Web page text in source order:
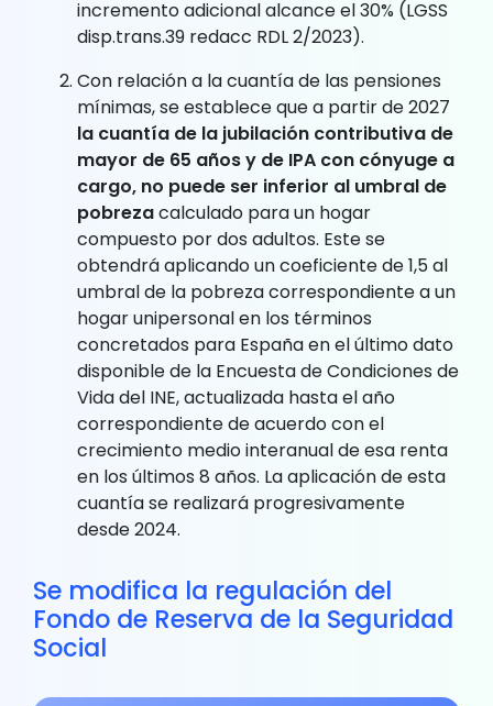
incremento adicional alcance el 30% (LGSS
disp.trans.39 redacc RDL 2/2023).
Con relación a la cuantía de las pensiones
mínimas, se establece que a partir de 2027
la cuantía de la jubilación contributiva de
mayor de 65 años y de IPA con cónyuge a
cargo, no puede ser inferior al umbral de
pobrezacalculado para un hogar
compuesto por dos adultos. Este se
obtendrá aplicando un coeficiente de 1,5 al
umbral de la pobreza correspondiente a un
hogar unipersonal en los términos
concretados para España en el último dato
disponible de la Encuesta de Condiciones de
Vida del INE, actualizada hasta el año
correspondiente de acuerdo con el
crecimiento medio interanual de esa renta
en los últimos 8 años. La aplicación de esta
cuantía se realizará progresivamente
desde 2024.
Se modifica la regulación del
Fondo de Reserva de la Seguridad
Social